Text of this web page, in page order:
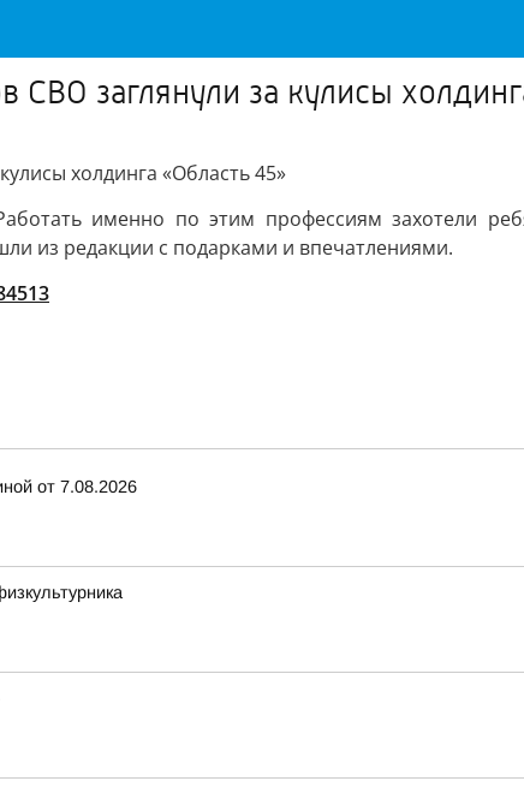
заглянули за кулисы
холдинга «Область 45»
именно по этим профессиям захотели
из редакции с подарками и впечатлениями.
от 7.08.2026